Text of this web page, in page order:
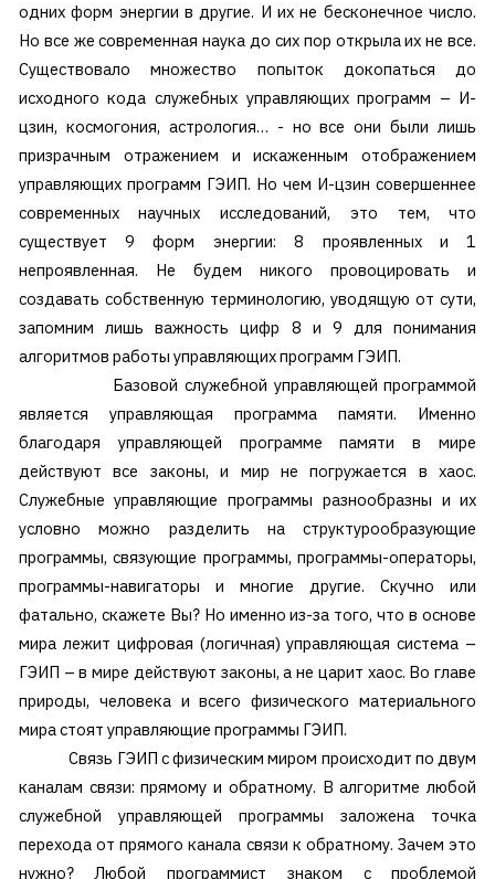
одних форм энергии в другие. И их не бесконечное число.
Но все же современная наука до сих пор открыла их не все.
Существовало множество попыток докопаться до
исходного кода служебных управляющих программ – И-
цзин, космогония, астрология… - но все они были лишь
призрачным отражением и искаженным отображением
управляющих программ ГЭИП. Но чем И-цзин совершеннее
современных научных исследований, это тем, что
существует 9 форм энергии: 8 проявленных и 1
непроявленная. Не будем никого провоцировать и
создавать собственную терминологию, уводящую от сути,
запомним лишь важность цифр 8 и 9 для понимания
алгоритмов работы управляющих программ ГЭИП.
Базовой служебной управляющей программой
является управляющая программа памяти. Именно
благодаря управляющей программе памяти в мире
действуют все законы, и мир не погружается в хаос.
Служебные управляющие программы разнообразны и их
условно можно разделить на структурообразующие
программы, связующие программы, программы-операторы,
программы-навигаторы и многие другие. Скучно или
фатально, скажете Вы? Но именно из-за того, что в основе
мира лежит цифровая (логичная) управляющая система –
ГЭИП – в мире действуют законы, а не царит хаос. Во главе
природы, человека и всего физического материального
мира стоят управляющие программы ГЭИП.
Связь ГЭИП с физическим миром происходит по двум
каналам связи: прямому и обратному. В алгоритме любой
служебной управляющей программы заложена точка
перехода от прямого канала связи к обратному. Зачем это
нужно? Любой программист знаком с проблемой